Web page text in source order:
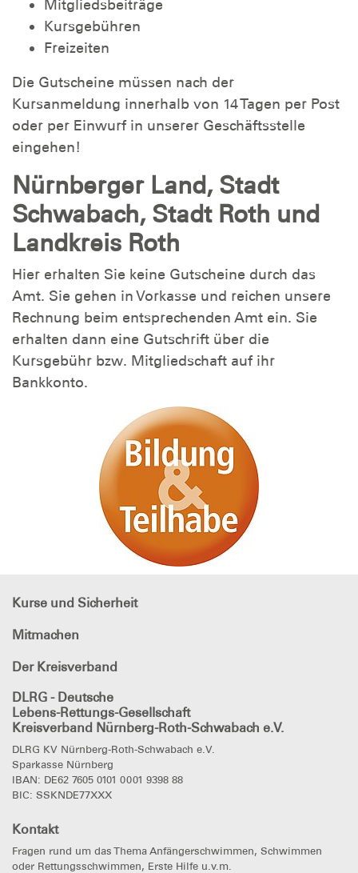
Mitgliedsbeiträge
Kursgebühren
Freizeiten
Die Gutscheine müssen nach der
Kursanmeldung innerhalb von 14 Tagen per Post
oder per Einwurf in unserer Geschäftsstelle
eingehen!
Nürnberger Land, Stadt
Schwabach, Stadt Roth und
Landkreis Roth
Hier erhalten Sie keine Gutscheine durch das
Amt. Sie gehen in Vorkasse und reichen unsere
Rechnung beim entsprechenden Amt ein. Sie
erhalten dann eine Gutschrift über die
Kursgebühr bzw. Mitgliedschaft auf ihr
Bankkonto.
Kurse und Sicherheit
Mitmachen
Der Kreisverband
DLRG - Deutsche
Lebens-Rettungs-Gesellschaft
Kreisverband Nürnberg-Roth-Schwabach e.V.
DLRG KV Nürnberg-Roth-Schwabach e.V.
Sparkasse Nürnberg
IBAN: DE62 7605 0101 0001 9398 88
BIC: SSKNDE77XXX
Kontakt
Fragen rund um das Thema Anfängerschwimmen, Schwimmen
oder Rettungsschwimmen, Erste Hilfe u.v.m.